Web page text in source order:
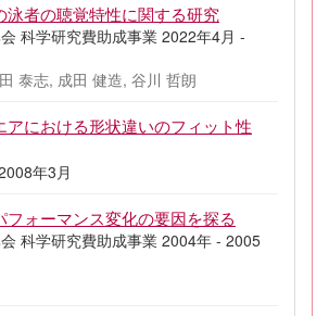
泳者の聴覚特性に関する研究
科学研究費助成事業 2022年4月 -
泰志, 成田 健造, 谷川 哲朗
アにおける形状違いのフィット性
年3月
フォーマンス変化の要因を探る
科学研究費助成事業 2004年 - 2005